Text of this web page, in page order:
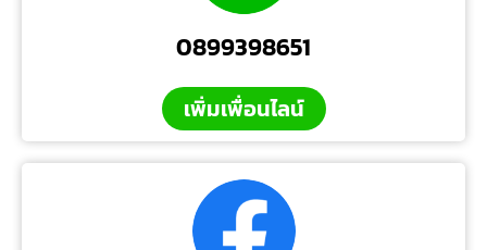
0899398651
เพิ่มเพื่อนไลน์